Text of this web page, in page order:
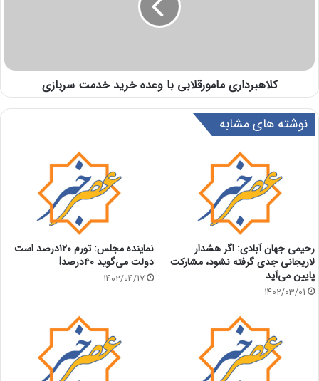
کلاهبرداری مامورقلابی با وعده خرید خدمت سربازی
نوشته های مشابه
رحیمی جهان آبادی: اگر هشدار
لاریجانی جدی گرفته نشود، مشارکت
پایین می‌آید
1402/03/01
نماینده مجلس: تورم ۱۲۰درصد است
دولت می‌گوید ۴۰درصد!
1402/04/17